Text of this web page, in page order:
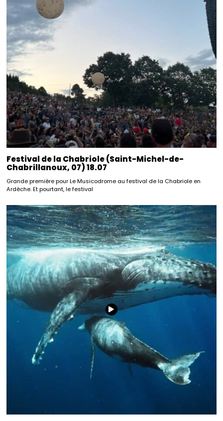
Festival de la Chabriole (Saint-Michel-de-
Chabrillanoux, 07) 18.07
Grande première pour Le Musicodrome au festival de la Chabriole en
Ardèche. Et pourtant, le festival